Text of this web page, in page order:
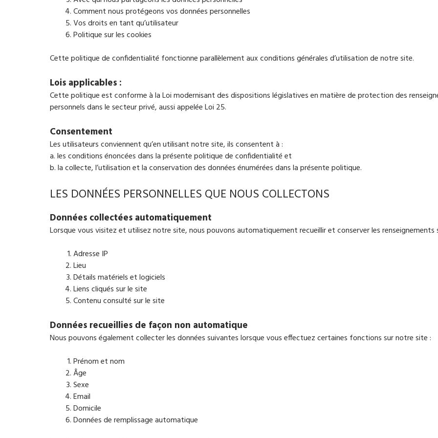
Comment nous protégeons vos données personnelles
Vos droits en tant qu’utilisateur
Politique sur les cookies
Cette politique de confidentialité fonctionne parallèlement aux conditions générales d’utilisation de notre site.
Lois applicables :
Cette politique est conforme à la Loi modernisant des dispositions législatives en matière de protection des
personnels dans le secteur privé, aussi appelée Loi 25.
Consentement
Les utilisateurs conviennent qu’en utilisant notre site, ils consentent à :
a. les conditions énoncées dans la présente politique de confidentialité et
b. la collecte, l’utilisation et la conservation des données énumérées dans la présente politique.
LES DONNÉES PERSONNELLES QUE NOUS COLLECTONS
Données collectées automatiquement
Lorsque vous visitez et utilisez notre site, nous pouvons automatiquement recueillir et conserver les renseignements
Adresse IP
Lieu
Détails matériels et logiciels
Liens cliqués sur le site
Contenu consulté sur le site
Données recueillies de façon non automatique
Nous pouvons également collecter les données suivantes lorsque vous effectuez certaines fonctions sur notre site :
Prénom et nom
Âge
Sexe
Email
Domicile
Données de remplissage automatique